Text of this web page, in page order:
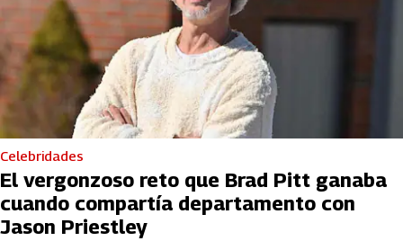
Celebridades
El vergonzoso reto que Brad Pitt ganaba
cuando compartía departamento con
Jason Priestley